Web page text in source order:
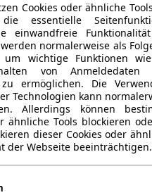
Cookies oder ähnliche
essentielle
einwandfreie
normalerweise als
um wichtige Funktionen
von Anmeldedaten
zu ermöglichen. Die
Technologien kann
Allerdings können
ähnliche Tools blockieren
dieser Cookies oder
der Webseite beeinträchtigen.